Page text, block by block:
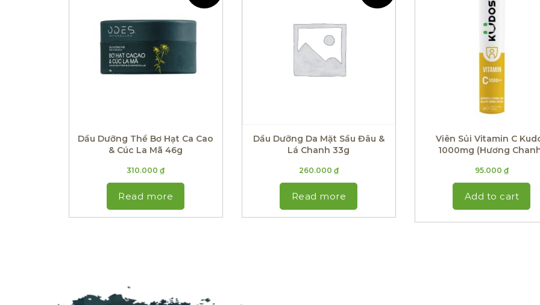
Dầu Dưỡng Thể Bơ Hạt Ca Cao
& Cúc La Mã 46g
310.000₫
Read more
Dầu Dưỡng Da Mặt Sầu Đâu &
Lá Chanh 33g
260.000 ₫
Read more
Viên Sủi Vitamin C
1000mg (Hương
95.000 ₫
Add to cart